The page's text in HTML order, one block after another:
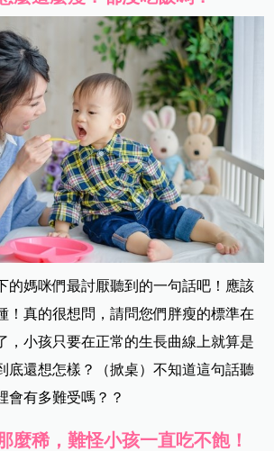
的媽咪們最討厭聽到的一句話吧！應該
！真的很想問，請問您們胖瘦的標準在
，小孩只要在正常的生長曲線上就算是
底還想怎樣？（掀桌）不知道這句話聽
會有多難受嗎？？
麼稀，難怪小孩一直吃不飽！